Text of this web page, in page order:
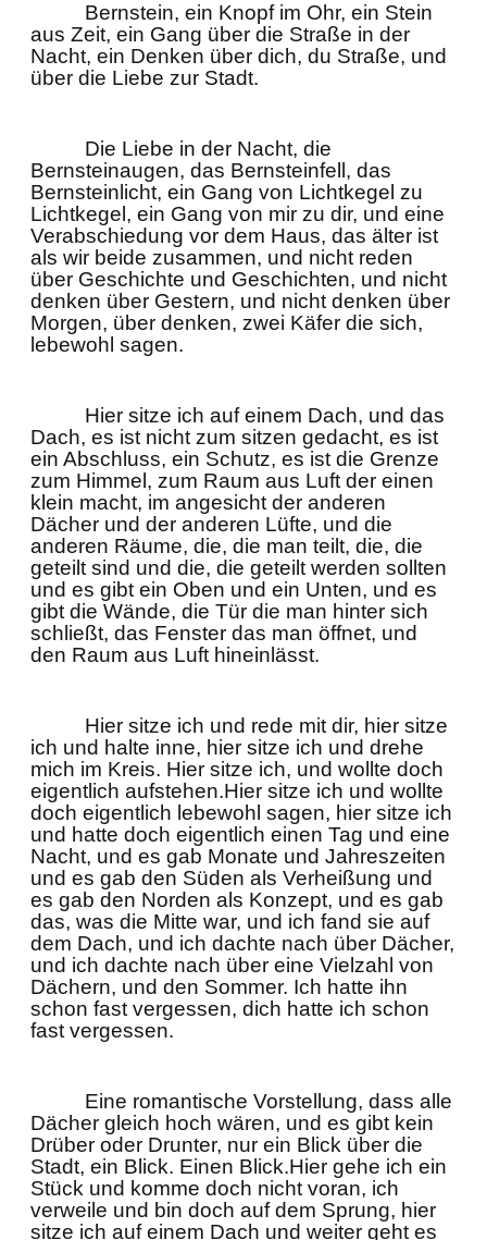
Bernstein, ein Knopf im Ohr, ein Stein
aus Zeit, ein Gang über die Straße in der
Nacht, ein Denken über dich, du Straße, und
über die Liebe zur Stadt.
Die Liebe in der Nacht, die
Bernsteinaugen, das Bernsteinfell, das
Bernsteinlicht, ein Gang von Lichtkegel zu
Lichtkegel, ein Gang von mir zu dir, und eine
Verabschiedung vor dem Haus, das älter ist
als wir beide zusammen, und nicht reden
über Geschichte und Geschichten, und nicht
denken über Gestern, und nicht denken über
Morgen, über denken, zwei Käfer die sich,
lebewohl sagen.
Hier sitze ich auf einem Dach, und das
Dach, es ist nicht zum sitzen gedacht, es ist
ein Abschluss, ein Schutz, es ist die Grenze
zum Himmel, zum Raum aus Luft der einen
klein macht, im angesicht der anderen
Dächer und der anderen Lüfte, und die
anderen Räume, die, die man teilt, die, die
geteilt sind und die, die geteilt werden sollten
und es gibt ein Oben und ein Unten, und es
gibt die Wände, die Tür die man hinter sich
schließt, das Fenster das man öffnet, und
den Raum aus Luft hineinlässt.
Hier sitze ich und rede mit dir, hier sitze
ich und halte inne, hier sitze ich und drehe
mich im Kreis. Hier sitze ich, und wollte doch
eigentlich aufstehen.Hier sitze ich und wollte
doch eigentlich lebewohl sagen, hier sitze ich
und hatte doch eigentlich einen Tag und eine
Nacht, und es gab Monate und Jahreszeiten
und es gab den Süden als Verheißung und
es gab den Norden als Konzept, und es gab
das, was die Mitte war, und ich fand sie auf
dem Dach, und ich dachte nach über Dächer,
und ich dachte nach über eine Vielzahl von
Dächern, und den Sommer. Ich hatte ihn
schon fast vergessen, dich hatte ich schon
fast vergessen.
Eine romantische Vorstellung, dass alle
Dächer gleich hoch wären, und es gibt kein
Drüber oder Drunter, nur ein Blick über die
Stadt, ein Blick. Einen Blick.Hier gehe ich ein
Stück und komme doch nicht voran, ich
verweile und bin doch auf dem Sprung, hier
sitze ich auf einem Dach und weiter geht es